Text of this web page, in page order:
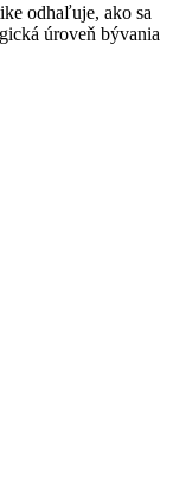
odhaľuje, ako sa
úroveň bývania